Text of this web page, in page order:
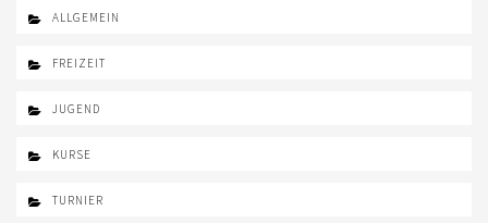
ALLGEMEIN
FREIZEIT
JUGEND
KURSE
TURNIER